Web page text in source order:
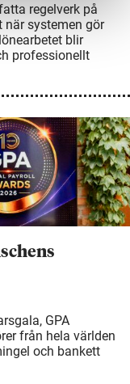
regelverk på
när systemen gör
blir
professionellt
GPA
från hela världen
och bankett